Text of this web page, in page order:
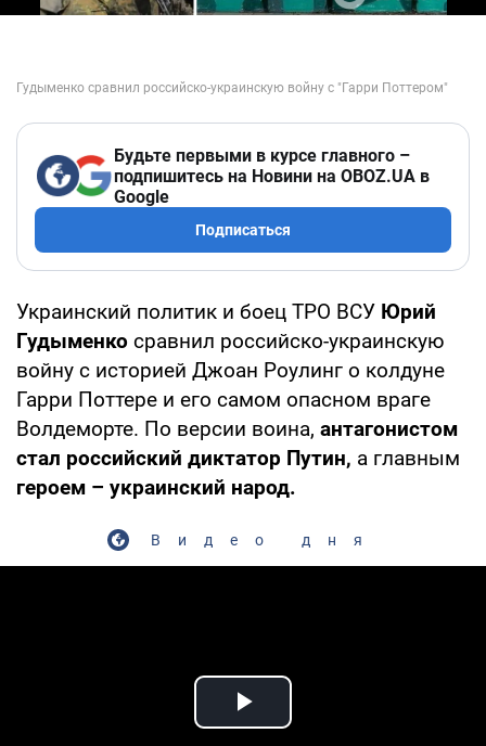
Будьте первыми в курсе главного –
подпишитесь на Новини на OBOZ.UA в
Google
Подписаться
Украинский политик и боец ТРО ВСУ Юрий
Гудыменко сравнил российско-украинскую
войну с историей Джоан Роулинг о колдуне
Гарри Поттере и его самом опасном враге
Волдеморте. По версии воина, антагонистом
стал российский диктатор Путин, а главным
героем – украинский народ.
Видео дня
Play Video